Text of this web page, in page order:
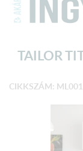
TAILOR
CIKKSZÁM: